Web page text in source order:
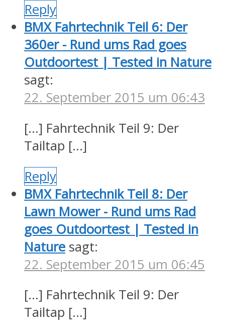
Reply
BMX Fahrtechnik Teil 6: Der
360er - Rund ums Rad goes
Outdoortest | Tested in Nature
sagt:
22. September 2015 um 06:43
[…] Fahrtechnik Teil 9: Der
Tailtap […]
Reply
BMX Fahrtechnik Teil 8: Der
Lawn Mower - Rund ums Rad
goes Outdoortest | Tested in
Nature sagt:
22. September 2015 um 06:45
[…] Fahrtechnik Teil 9: Der
Tailtap […]